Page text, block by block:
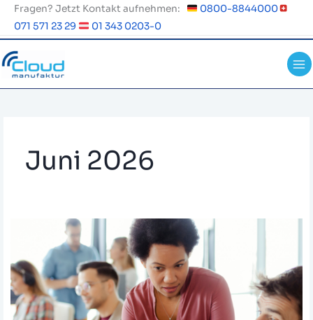
Zum
springen
Fragen? Jetzt Kontakt aufnehmen:
0800-8844000
071 571 23 29
01 343 0203-0
Juni 2026
Cloud
Telefonie
wirklich?
Risiken
erkennen